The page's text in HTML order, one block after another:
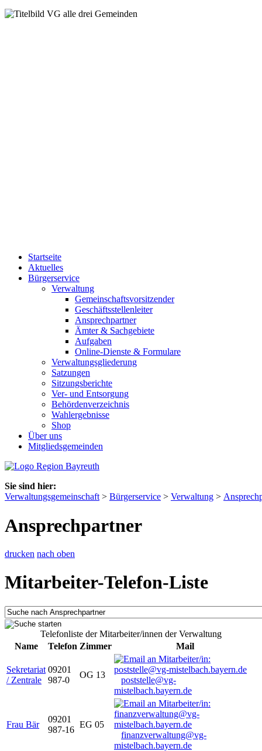
Startseite
Aktuelles
Bürgerservice
Verwaltung
Gemeinschaftsvorsitzender
Geschäftsstellenleiter
Ansprechpartner
Ämter & Sachgebiete
Aufgaben
Online-Dienste & Formulare
Verwaltungsgliederung
Satzungen
Sitzungsberichte
Ver- und Entsorgung
Behördenverzeichnis
Wahlergebnisse
Shop
Über uns
Mitgliedsgemeinden
Sie sind hier:
Verwaltungsgemeinschaft > Bürgerservice > Verwaltung >
Ansprechpartner
drucken nach oben
Mitarbeiter-Telefon-Liste
Telefonliste der Mitarbeiter/innen der Verwaltung
Name
Telefon Zimmer Mail
Sekretariat
/ Zentrale
09201
987-0
OG 13
poststelle@vg-
mistelbach.bayern.de
Frau Bär
09201
987-16
EG 05
finanzverwaltung@vg-
mistelbach.bayern.de